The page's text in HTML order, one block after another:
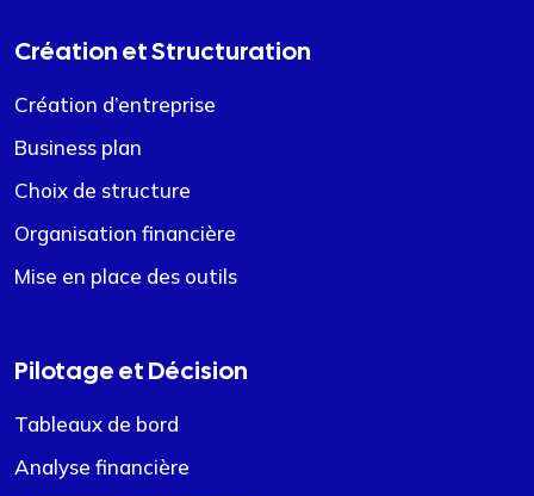
Création et Structuration
Création d’entreprise
Business plan
Choix de structure
Organisation financière
Mise en place des outils
Pilotage et Décision
Tableaux de bord
Analyse financière